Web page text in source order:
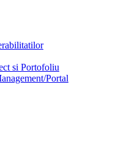
si Portofoliu
Portal